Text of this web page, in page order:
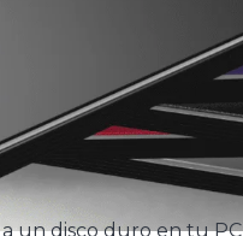
un disco duro en tu PC